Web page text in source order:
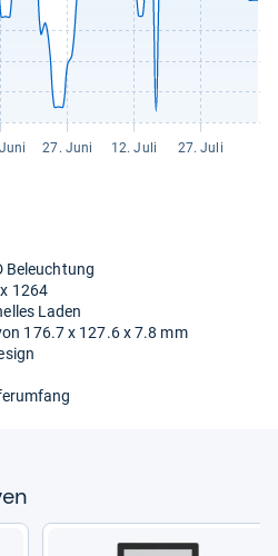
Beleuch­tung
1264
Laden
176.7 x 127.6 x 7.8 mm